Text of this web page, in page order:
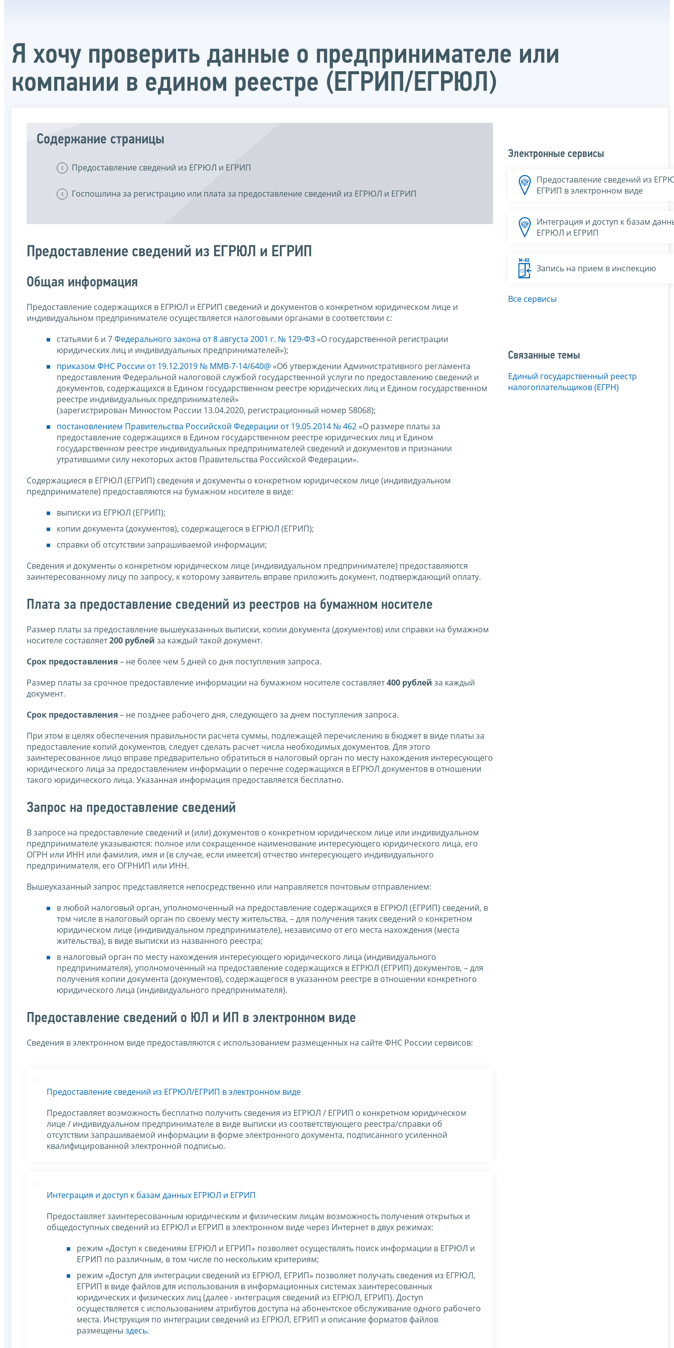
Я хочу проверить данные о предпринимателе или
компании в едином реестре (ЕГРИП/ЕГРЮЛ)
Содержание страницы
Предоставление сведений из ЕГРЮЛ и ЕГРИП
Госпошлина за регистрацию или плата за предоставление сведений из ЕГРЮЛ и ЕГРИП
Предоставление сведений из ЕГРЮЛ и ЕГРИП
Общая информация
Предоставление содержащихся в ЕГРЮЛ и ЕГРИП сведений и документов о конкретном юридическом лице и
индивидуальном предпринимателе осуществляется налоговыми органами в соответствии с:
статьями 6 и 7Федерального закона от 8 августа 2001 г. № 129-ФЗ «О государственной регистрации
юридических лиц и индивидуальных предпринимателей»);
приказом ФНС России от 19.12.2019 № ММВ-7-14/640@ «Об утверждении Административного регламента
предоставления Федеральной налоговой службой государственной услуги по предоставлению сведений и
документов, содержащихся в Едином государственном реестре юридических лиц и Едином государственном
реестре индивидуальных предпринимателей»
(зарегистрирован Минюстом России 13.04.2020, регистрационный номер 58068);
постановлением Правительства Российской Федерации от 19.05.2014 № 462 «О размере платы за
предоставление содержащихся в Едином государственном реестре юридических лиц и Едином
государственном реестре индивидуальных предпринимателей сведений и документов и признании
утратившими силу некоторых актов Правительства Российской Федерации».
Содержащиеся в ЕГРЮЛ (ЕГРИП) сведения и документы о конкретном юридическом лице (индивидуальном
предпринимателе) предоставляются на бумажном носителе в виде:
выписки из ЕГРЮЛ (ЕГРИП);
копии документа (документов), содержащегося в ЕГРЮЛ (ЕГРИП);
справки об отсутствии запрашиваемой информации;
Сведения и документы о конкретном юридическом лице (индивидуальном предпринимателе) предоставляются
заинтересованному лицу по запросу, к которому заявитель вправе приложить документ, подтверждающий оплату.
Плата за предоставление сведений из реестров на бумажном носителе
Размер платы за предоставление вышеуказанных выписки, копии документа (документов) или справки на бумажном
носителе составляет200 рублей за каждый такой документ.
Срок предоставления– не более чем 5 дней со дня поступления запроса.
Размер платы за срочное предоставление информации на бумажном носителе составляет400 рублей за каждый
документ.
Срок предоставления– не позднее рабочего дня, следующего за днем поступления запроса.
При этом в целях обеспечения правильности расчета суммы, подлежащей перечислению в бюджет в виде платы за
предоставление копий документов, следует сделать расчет числа необходимых документов. Для этого
заинтересованное лицо вправе предварительно обратиться в налоговый орган по месту нахождения интересующего
юридического лица за предоставлением информации о перечне содержащихся в ЕГРЮЛ документов в отношении
такого юридического лица. Указанная информация предоставляется бесплатно.
Запрос на предоставление сведений
В запросе на предоставление сведений и (или) документов о конкретном юридическом лице или индивидуальном
предпринимателе указываются: полное или сокращенное наименование интересующего юридического лица, его
ОГРН или ИНН или фамилия, имя и (в случае, если имеется) отчество интересующего индивидуального
предпринимателя, его ОГРНИП или ИНН.
Вышеуказанный запрос представляется непосредственно или направляется почтовым отправлением:
в любой налоговый орган, уполномоченный на предоставление содержащихся в ЕГРЮЛ (ЕГРИП) сведений, в
том числе в налоговый орган по своему месту жительства, – для получения таких сведений о конкретном
юридическом лице (индивидуальном предпринимателе), независимо от его места нахождения (места
жительства), в виде выписки из названного реестра;
в налоговый орган по месту нахождения интересующего юридического лица (индивидуального
предпринимателя), уполномоченный на предоставление содержащихся в ЕГРЮЛ (ЕГРИП) документов, – для
получения копии документа (документов), содержащегося в указанном реестре в отношении конкретного
юридического лица (индивидуального предпринимателя).
Предоставление сведений о ЮЛ и ИП в электронном виде
Сведения в электронном виде предоставляются с использованием размещенных на сайте ФНС России сервисов:
Предоставление сведений из ЕГРЮЛ/ЕГРИП в электронном виде
Предоставляет возможность бесплатно получить сведения из ЕГРЮЛ / ЕГРИП о конкретном юридическом
лице / индивидуальном предпринимателе в виде выписки из соответствующего реестра/справки об
отсутствии запрашиваемой информации в форме электронного документа, подписанного усиленной
квалифицированной электронной подписью.
Интеграция и доступ к базам данных ЕГРЮЛ и ЕГРИП
Предоставляет заинтересованным юридическим и физическим лицам возможность получения открытых и
общедоступных сведений из ЕГРЮЛ и ЕГРИП в электронном виде через Интернет в двух режимах:
режим «Доступ к сведениям ЕГРЮЛ и ЕГРИП» позволяет осуществлять поиск информации в ЕГРЮЛ и
ЕГРИП по различным, в том числе по нескольким критериям;
режим «Доступ для интеграции сведений из ЕГРЮЛ, ЕГРИП» позволяет получать сведения из ЕГРЮЛ,
ЕГРИП в виде файлов для использования в информационных системах заинтересованных
юридических и физических лиц (далее - интеграция сведений из ЕГРЮЛ, ЕГРИП). Доступ
осуществляется с использованием атрибутов доступа на абонентское обслуживание одного рабочего
места. Инструкция по интеграции сведений из ЕГРЮЛ, ЕГРИП и описание форматов файлов
размещены здесь.
Электронные сервисы
Предоставление сведений из
ЕГРИП в электронном виде
Интеграция и доступ к базам
ЕГРЮЛ и ЕГРИП
Запись на прием в инспекцию
Все сервисы
Связанные темы
Единый государственный реестр
налогоплательщиков (ЕГРН)